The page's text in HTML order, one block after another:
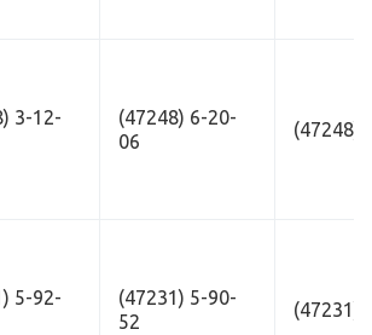
3-12-
(47248) 6-20-
06
(47248)
5-92-
(47231) 5-90-
52
(47231)